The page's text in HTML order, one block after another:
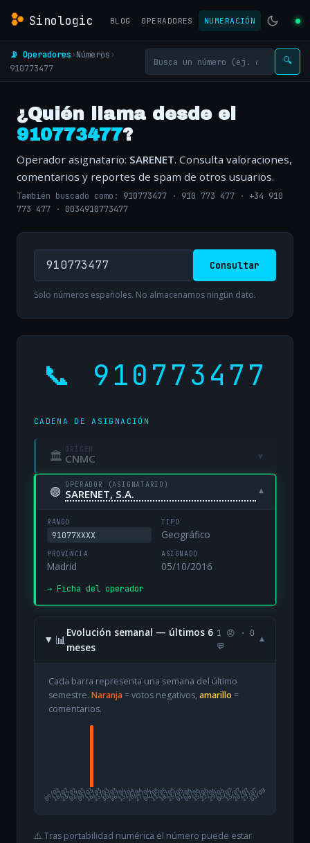
Sinologic BLOG OPERADORES NUMERACIÓN
📡 Operadores›Números›
910773477
🔍
¿Quién llama desde el
910773477?
Operador asignatario: SARENET. Consulta valoraciones,
comentarios y reportes de spam de otros usuarios.
También buscado como: 910773477 · 910 773 477 · +34 910
773 477 · 0034910773477
Consultar
Solo números españoles. No almacenamos ningún dato.
📞 910773477
CADENA DE ASIGNACIÓN
🏛 ORIGEN
CNMC ▾
🟢 OPERADOR (ASIGNATARIO)
SARENET, S.A. ▾
RANGO
91077XXXX
TIPO
Geográfico
PROVINCIA
Madrid
ASIGNADO
05/10/2016
→ Ficha del operador
📊
Evolución semanal — últimos 6
meses
1 😡 · 0
💬
▾
Cada barra representa una semana del último
semestre. Naranja= votos negativos, amarillo =
comentarios.
09/02
16/0223/0202/0309/0316/0323/0330/0306/0413/0420/0427/0404/0511/0518/0525/0501/0608/0615/0622/0629/0606/0713/0720/0727/07
03/08
⚠️ Tras portabilidad numérica el número puede estar